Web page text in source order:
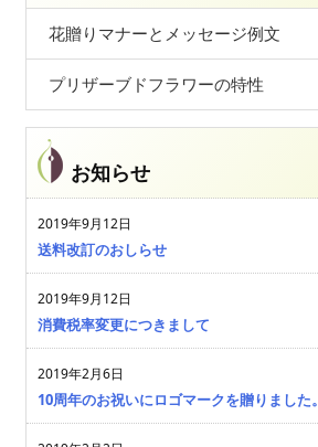
花贈りマナーとメッセージ例文
プリザーブドフラワーの特性
お知らせ
2019年9月12日
送料改訂のおしらせ
2019年9月12日
消費税率変更につきまして
2019年2月6日
10周年のお祝いにロゴマークを贈りました。